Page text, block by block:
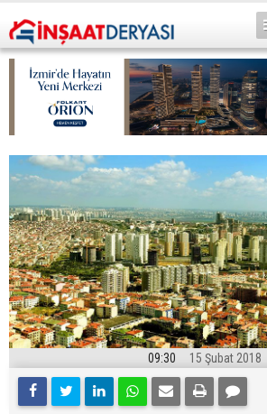
09:30 15 Şubat 2018